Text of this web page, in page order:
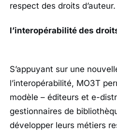
respect des droits d’auteur.
l’interopérabilité des
S’appuyant sur une
l’interopérabilité, MO3T
modèle – éditeurs et e-
gestionnaires de
développer leurs métiers